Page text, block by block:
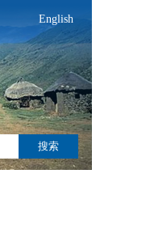
English
搜索